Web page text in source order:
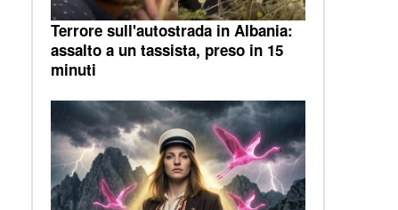
Terrore sull'autostrada in Albania:
assalto a un tassista, preso in 15
minuti